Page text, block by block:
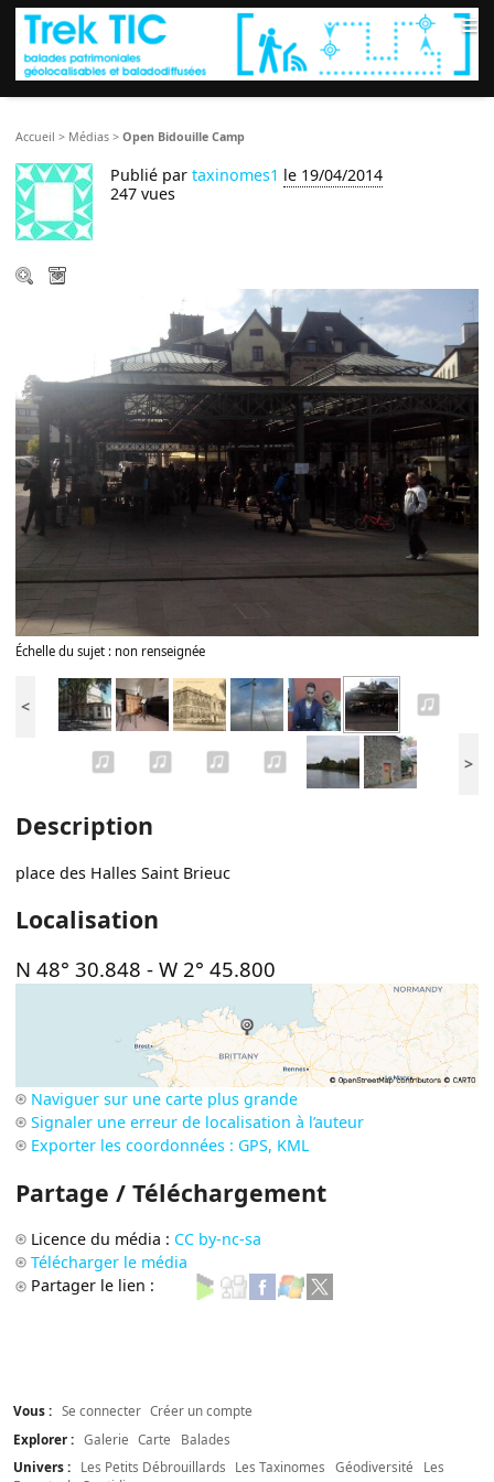
≡
Accueil > Médias >Open Bidouille Camp
Publié partaxinomes1 le 19/04/2014
247 vues
Échelle du sujet : non renseignée
<
>
Description
place des Halles Saint Brieuc
Localisation
N 48° 30.848 -W 2° 45.800
Naviguer sur une carte plus grande
Signaler une erreur de localisation à l’auteur
Exporter les coordonnées : GPS, KML
Partage / Téléchargement
Licence du média : CC by-nc-sa
Télécharger le média
Partager le lien :
Vous : Se connecter Créer un compte
Explorer : Galerie Carte
Balades
Univers :
Les Petits Débrouillards Les Taxinomes Géodiversité
Les